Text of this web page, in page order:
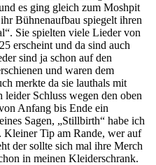
es ging gleich zum Moshpit
Bühnenaufbau spiegelt ihren
Sie spielten viele Lieder von
erscheint und da sind auch
sind ja schon auf den
und waren dem
merkte da sie lauthals mit
Schluss wegen den oben
Anfang bis Ende ein
Sagen, „Stillbirth“ habe ich
Kleiner Tip am Rande, wer auf
der sollte sich mal ihre Merch
in meinen Kleiderschrank.